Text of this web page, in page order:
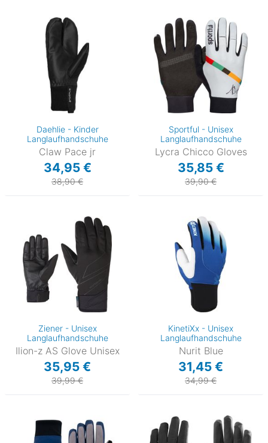
Daehlie - Kinder
Langlaufhandschuhe
Claw Pace jr
34,95 €
38,90 €
Sportful - Unisex
Langlaufhandschuhe
Lycra Chicco Gloves
35,85 €
39,90 €
Ziener - Unisex
Langlaufhandschuhe
Ilion-z AS Glove Unisex
35,95 €
39,99 €
KinetiXx - Unisex
Langlaufhandschuhe
Nurit Blue
31,45 €
34,99 €